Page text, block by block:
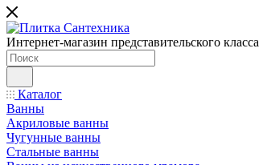
Интернет-магазин представительского класса
Каталог
Ванны
Акриловые ванны
Чугунные ванны
Стальные ванны